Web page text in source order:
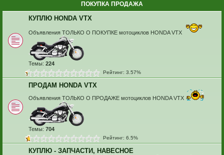
ПОКУПКА ПРОДАЖА
КУПЛЮ HONDA VTX
Объявления ТОЛЬКО О ПОКУПКЕ мотоциклов HONDA VTX
Темы: 224
Рейтинг: 3.57%
ПРОДАМ HONDA VTX
Объявления ТОЛЬКО О ПРОДАЖЕ мотоциклов HONDA VTX
Темы: 704
Рейтинг: 6.5%
КУПЛЮ - ЗАПЧАСТИ, НАВЕСНОЕ